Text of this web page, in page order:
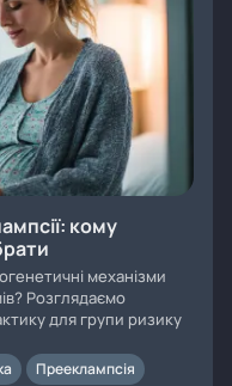
кому
механізми
Розглядаємо
для групи ризику
Прееклампсія